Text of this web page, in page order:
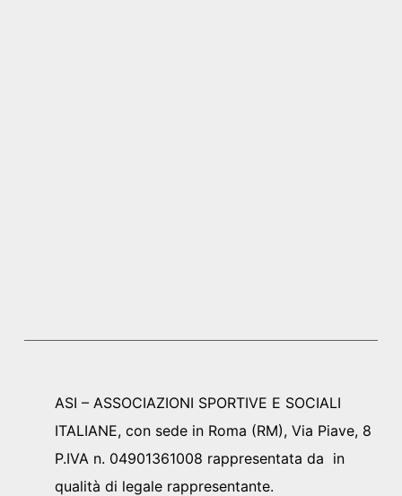
ASI – ASSOCIAZIONI SPORTIVE E SOCIALI
ITALIANE, con sede in Roma (RM), Via Piave, 8
P.IVA n. 04901361008 rappresentata da in
qualità di legale rappresentante.